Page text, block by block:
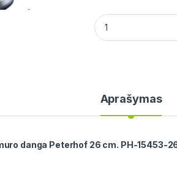
Aliuminio keptuvė
Aprašymas
danga Peterhof 26 cm. PH-15453-